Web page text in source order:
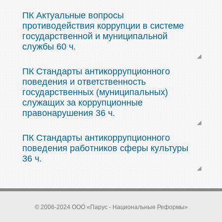
ПК Актуальные вопросы
противодействия коррупции в системе
государственной и муниципальной
службы 60 ч.
ПК Стандарты антикоррупционного
поведения и ответственность
государственных (муниципальных)
служащих за коррупционные
правонарушения 36 ч.
ПК Стандарты антикоррупционного
поведения работников сферы культуры
36 ч.
© 2006-2024 ООО «Парус - Национальные Реформы»